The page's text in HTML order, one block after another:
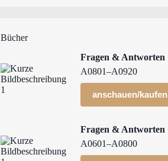
Bücher
Fragen & Antworten
A0801–A0920
anschauen/kaufen
Fragen & Antworten
A0601–A0800